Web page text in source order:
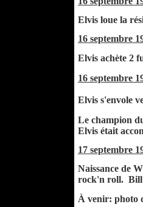
Elvis loue la
16 septembre
Elvis achète 2
16 septembre
Elvis s'envole
Le champion
Elvis était
17 septembre
Naissance de
rock'n roll. Bill
À venir: photo